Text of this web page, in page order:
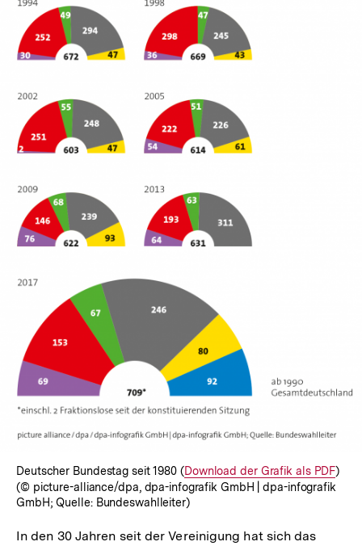
In
Lightbox
öffnen
Deutscher Bundestag seit 1980 (Interner
Link:
Download der Grafik als PDF)
(© picture-alliance/dpa, dpa-infografik GmbH | dpa-infografik
GmbH; Quelle: Bundeswahlleiter)
In den 30 Jahren seit der Vereinigung hat sich das